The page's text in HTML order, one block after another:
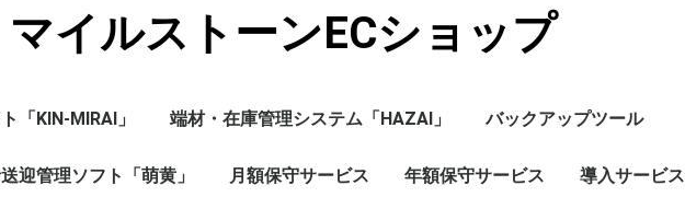
マイルストーンECショップ
「KIN-MIRAI」
手形管理な
理あり）
端材・在庫管理システム「HAZAI」 バックアップツール
迎管理ソフト「萌黄」 月額保守サービス 年額保守サービス 導入サービス